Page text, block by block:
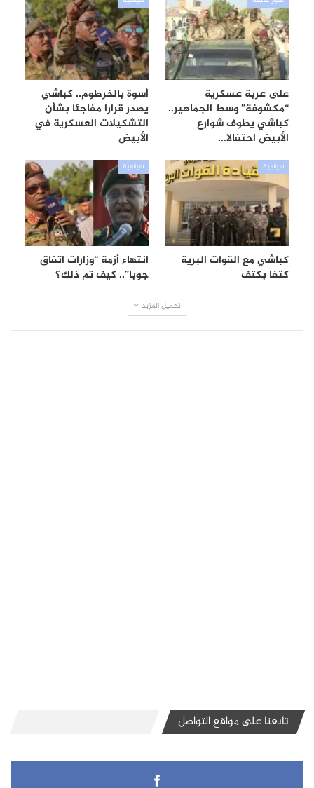
على عربة عسكرية
“مكشوفة” وسط الجماهير..
كباشي يطوف شوارع
الأبيض احتفالا…
أسوة بالخرطوم.. كباشي
يصدر قرارا مفاجئا بشأن
التشكيلات العسكرية في
الأبيض
سياسية
كباشي مع القوات البرية
كتفا بكتف
سياسية
انتهاء أزمة “وزارات اتفاق
جوبا”.. كيف تم ذلك؟
تحميل المزيد
تابعنا على مواقع التواصل